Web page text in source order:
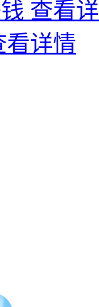
查看
看详情